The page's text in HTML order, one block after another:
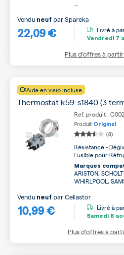
22,09 €
Vendu neuf parSpareka
Livré à
Vendredi 7
Plus d’offres à
Aide en visio incluse
Thermostat k59-s1840 (3
Ref. produit :
Produit Original
(4)
Résistance -
Fuslble pour
Marques
ARISTON,
WHIRLPOOL,
10,99 €
Vendu neuf parCellastor
Livré à
Samedi 8
Plus d’offres à